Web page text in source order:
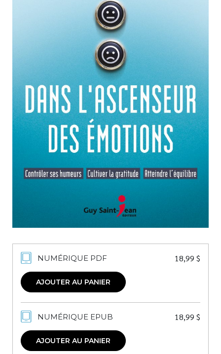
AUTEURS
À PROPOS
NUMÉRIQUE PDF 18,99 $
AJOUTER AU PANIER
NUMÉRIQUE EPUB 18,99 $
AJOUTER AU PANIER